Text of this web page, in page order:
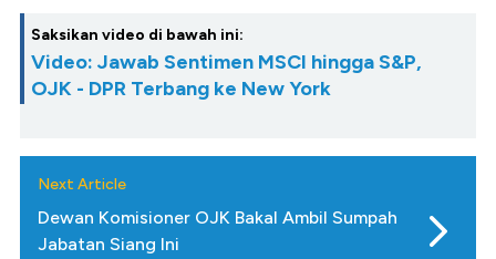
Saksikan video di bawah ini:
Video: Jawab Sentimen MSCI hingga S&P,
OJK - DPR Terbang ke New York
Next Article
Dewan Komisioner OJK Bakal Ambil Sumpah
Jabatan Siang Ini